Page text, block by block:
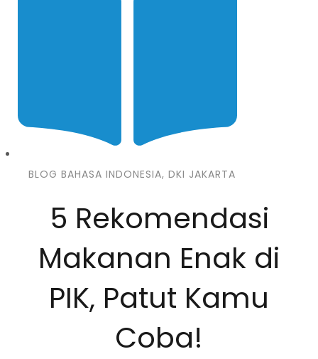
BLOG BAHASA INDONESIA, DKI JAKARTA
5 Rekomendasi
Makanan Enak di
PIK, Patut Kamu
Coba!